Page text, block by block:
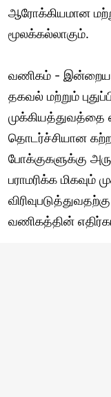
ஆரோக்கியமான
மூலக்கல்லாகும்.
வணிகம் - இன்றைய
தகவல் மற்றும்
முக்கியத்துவத்தை
தொடர்ச்சியான
போக்குகளுக்கு
பராமரிக்க
வணிகத்தின்